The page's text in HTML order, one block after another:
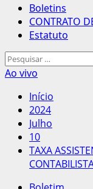
Menu
principal
Boletins
CONTRATO
Estatuto
Pesquisar
por:
Ao vivo
Início
2024
Julho
10
TAXA